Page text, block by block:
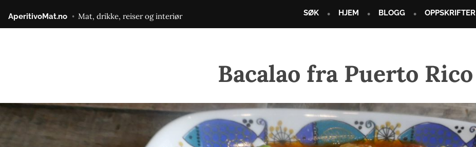
AperitivoMat.no Mat, drikke, reiser og interiør SØK HJEM BLOGG OPPSKRIFTER
Bacalao fra Puerto Rico